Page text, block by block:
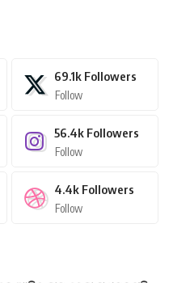
69.1k Followers
Follow
56.4k Followers
Follow
4.4k Followers
Follow